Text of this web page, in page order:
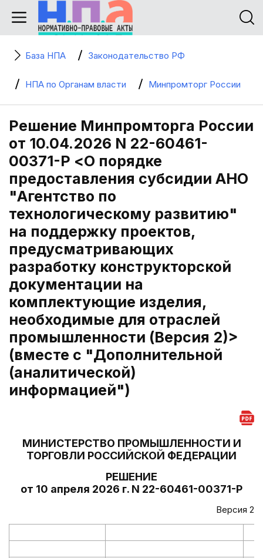
База НПА Законодательство РФ
НПА по Органам власти Минпромторг России
Решение Минпромторга России
от 10.04.2026 N 22-60461-
00371-Р <О порядке
предоставления субсидии АНО
"Агентство по
технологическому развитию"
на поддержку проектов,
предусматривающих
разработку конструкторской
документации на
комплектующие изделия,
необходимые для отраслей
промышленности (Версия 2)>
(вместе с "Дополнительной
(аналитической)
информацией")
МИНИСТЕРСТВО ПРОМЫШЛЕННОСТИ И
ТОРГОВЛИ РОССИЙСКОЙ ФЕДЕРАЦИИ
РЕШЕНИЕ
от 10 апреля 2026 г. N 22-60461-00371-Р
Версия 2